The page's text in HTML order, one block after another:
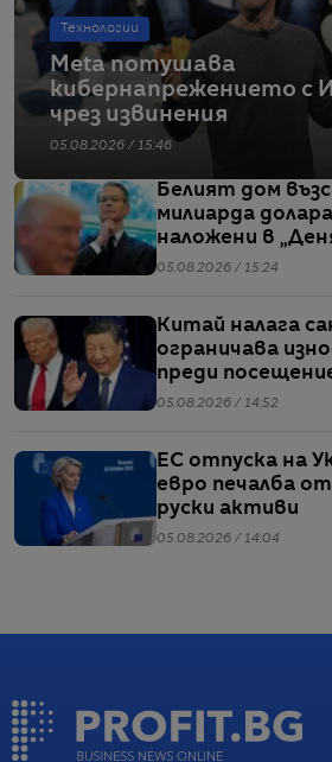
Технологии
Meta потушава
кибернапрежението с
чрез извинения
05.08.2026 / 15:46
Белият дом
милиарда
наложени в
05.08.2026 / 15:24
Китай налага
ограничава
преди
05.08.2026 / 14:52
ЕС отпуска на
евро печалба
руски активи
05.08.2026 / 14:04